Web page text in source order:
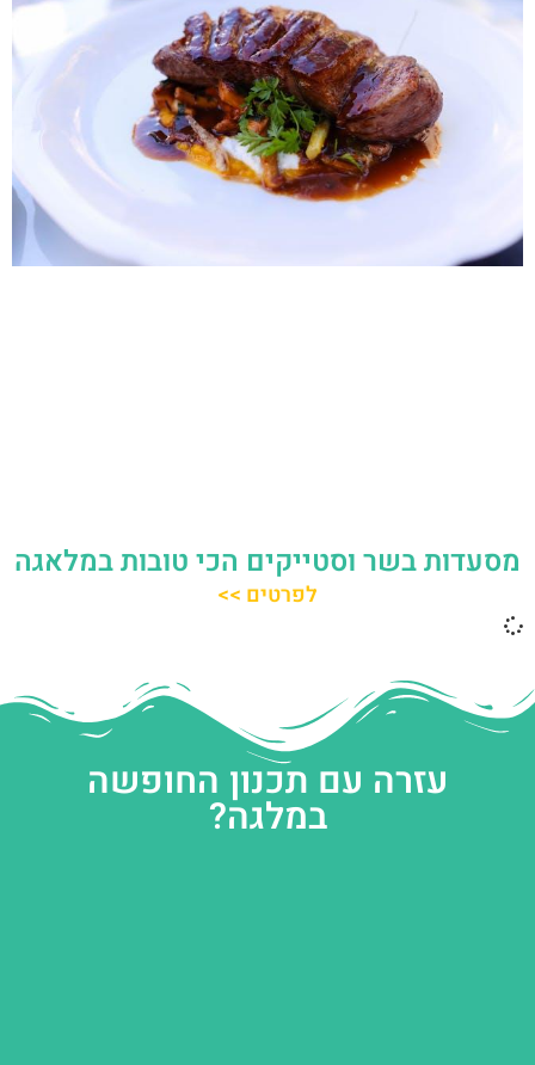
מסעדות בשר וסטייקים הכי טובות במלאגה
לפרטים >>
עזרה עם תכנון החופשה
במלגה?